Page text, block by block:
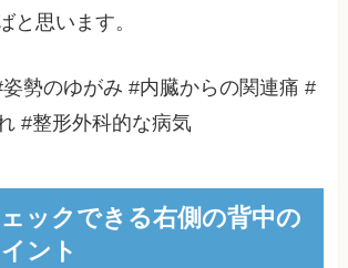
と思います。
勢のゆがみ #内臓からの関連痛 #
#整形外科的な病気
ックできる右側の背中の
ント